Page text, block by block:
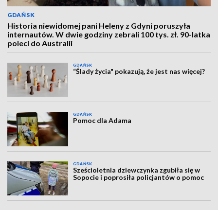
GDAŃSK
Historia niewidomej pani Heleny z Gdyni poruszyła
internautów. W dwie godziny zebrali 100 tys. zł. 90-latka
poleci do Australii
GDAŃSK
“Ślady życia" pokazują, że jest nas więcej?
GDAŃSK
Pomoc dla Adama
GDAŃSK
Sześcioletnia dziewczynka zgubiła się w
Sopocie i poprosiła policjantów o pomoc